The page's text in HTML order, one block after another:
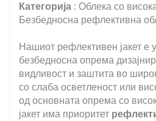
Категорија : Облека со
Безбедносна рефлективна
Нашиот рефлективен јакет е
безбедносна опрема
видливост и заштита во
со слаба осветленост или
од основната опрема со
јакет има приоритет